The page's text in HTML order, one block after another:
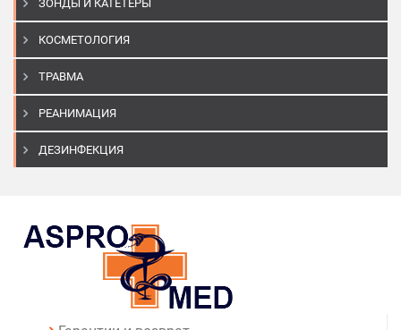
ЗОНДЫ И КАТЕТЕРЫ
КОСМЕТОЛОГИЯ
ТРАВМА
РЕАНИМАЦИЯ
ДЕЗИНФЕКЦИЯ